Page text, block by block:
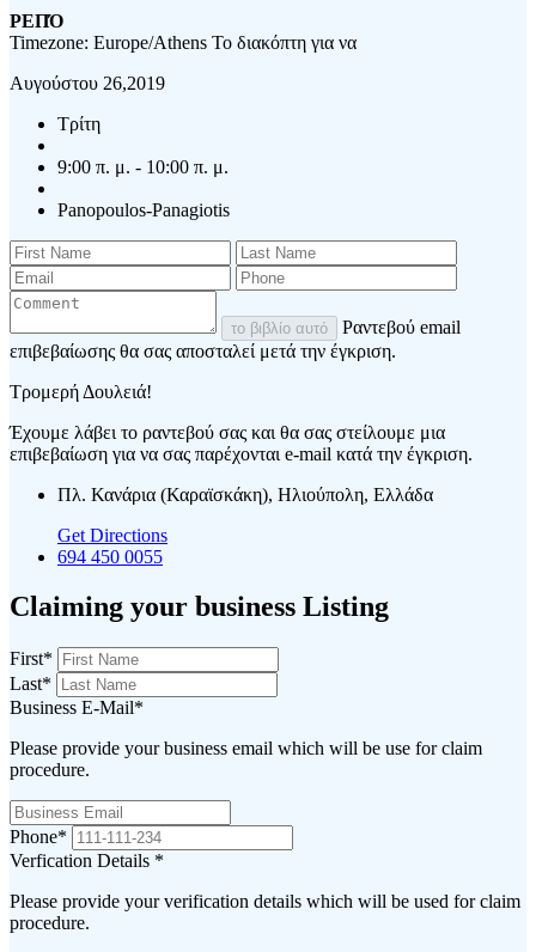
ΡΕΠΌ
Timezone: Europe/Athens Το διακόπτη για να
Αυγούστου 26,2019
Τρίτη
9:00 π. μ. - 10:00 π. μ.
Panopoulos-Panagiotis
το βιβλίο αυτό
Ραντεβού email
επιβεβαίωσης θα σας αποσταλεί μετά την έγκριση.
Τρομερή Δουλειά!
Έχουμε λάβει το ραντεβού σας και θα σας στείλουμε μια
επιβεβαίωση για να σας παρέχονται e-mail κατά την έγκριση.
Πλ. Κανάρια (Καραϊσκάκη), Ηλιούπολη, Ελλάδα
Get Directions
694 450 0055
Claiming your business Listing
First*
Last*
Business E-Mail*
Please provide your business email which will be use for claim
procedure.
Phone*
Verfication Details *
Please provide your verification details which will be used for claim
procedure.